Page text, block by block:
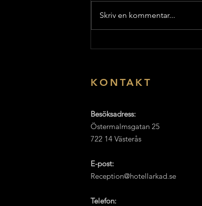
Skriv en kommentar...
KONTAKT
Besöksadress:
Östermalmsgatan 25
722 14 Västerås
E-post:
Reception@hotellarkad.se
Telefon: